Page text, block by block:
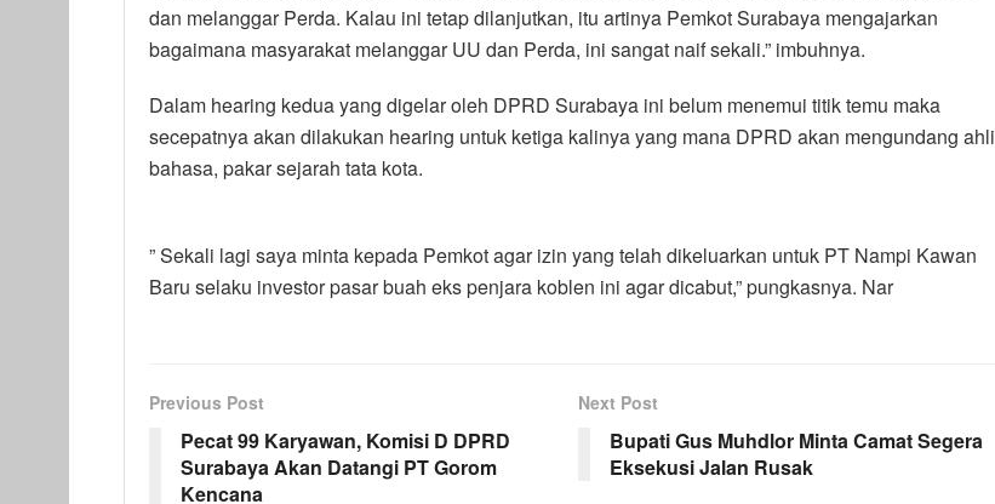
dan melanggar Perda. Kalau ini tetap dilanjutkan, itu artinya Pemkot Surabaya mengajarkan
bagaimana masyarakat melanggar UU dan Perda, ini sangat naif sekali.” imbuhnya.
Dalam hearing kedua yang digelar oleh DPRD Surabaya ini belum menemui titik temu maka
secepatnya akan dilakukan hearing untuk ketiga kalinya yang mana DPRD akan mengundang ahli
bahasa, pakar sejarah tata kota.
” Sekali lagi saya minta kepada Pemkot agar izin yang telah dikeluarkan untuk PT Nampi Kawan
Baru selaku investor pasar buah eks penjara koblen ini agar dicabut,” pungkasnya. Nar
Previous Post
Pecat 99 Karyawan, Komisi D DPRD
Surabaya Akan Datangi PT Gorom
Kencana
Next Post
Bupati Gus Muhdlor Minta Camat Segera
Eksekusi Jalan Rusak